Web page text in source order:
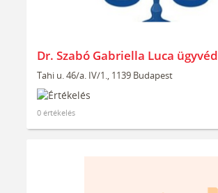
Dr. Szabó Gabriella Luca ügyvéd
Tahi u. 46/a. IV/1., 1139 Budapest
0 értékelés